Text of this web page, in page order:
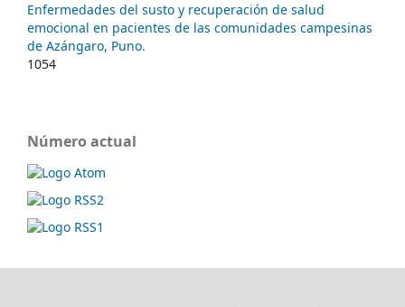
Enfermedades del susto y recuperación de salud
emocional en pacientes de las comunidades campesinas
de Azángaro, Puno.
1054
Número actual